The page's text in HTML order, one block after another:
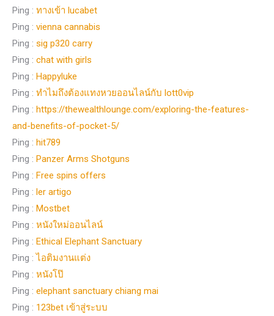
Ping : ทางเข้า lucabet
Ping : vienna cannabis
Ping : sig p320 carry
Ping : chat with girls
Ping : Happyluke
Ping : ทำไมถึงต้องแทงหวยออนไลน์กับ lott0vip
Ping : https://thewealthlounge.com/exploring-the-features-
and-benefits-of-pocket-5/
Ping : hit789
Ping : Panzer Arms Shotguns
Ping : Free spins offers
Ping : ler artigo
Ping : Mostbet
Ping : หนังใหม่ออนไลน์
Ping : Ethical Elephant Sanctuary
Ping : ไอติมงานแต่ง
Ping : หนังโป๊
Ping : elephant sanctuary chiang mai
Ping : 123bet เข้าสู่ระบบ